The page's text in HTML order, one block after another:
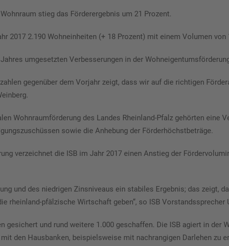
stieg das Förderergebnis um 21 Prozent.
2017 2.190 Wohneinheiten (+ 18 Prozent) mit einem Volumen von
umgesetzten Verbesserungen in der
gegenüber dem Vorjahr zeigt, dass wir auf die richtigen
Wohnraumförderung des Landes Rheinland-Pfalz gehörten eine
sowie die Anhebung der Förderhöchstbeträge.
verzeichnet die ISB im Jahr 2017 einen Anstieg der
und des niedrigen Zinsniveaus ein stabiles Ergebnis; das zeigt,
rheinland-pfälzische Wirtschaft geben“, so ISB Vorstandssprecher
gesichert und rund weitere 1.000 geschaffen. Die ISB agiert in
den Hausbanken, beispielsweise mit nachrangigen Darlehen zu